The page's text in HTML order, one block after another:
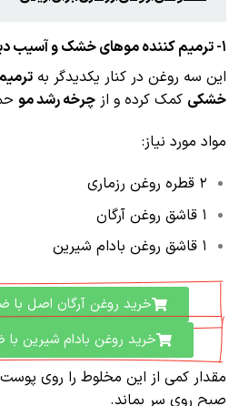
1- ترمیم کننده موهای خشک و آسیب
این سه روغن در کنار یکدیدگر به
خشکی کمک کرده و از چرخه رشد مو
مواد مورد نیاز:
۲ قطره روغن رزماری
۱ قاشق روغن آرگان
۱ قاشق روغن بادام شیرین
خرید روغن آرگان اصل با
خرید روغن بادام شیرین
مقدار کمی از این مخلوط را روی پوست
صبح روی سر بماند.